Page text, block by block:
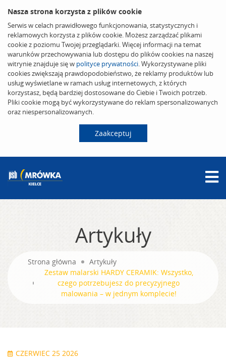
Nasza strona korzysta z plików cookie
Serwis w celach prawidłowego funkcjonowania, statystycznych i
reklamowych korzysta z plików cookie. Możesz zarządzać plikami
cookie z poziomu Twojej przeglądarki. Więcej informacji na temat
warunków przechowywania lub dostępu do plików cookies na naszej
witrynie znajduje się w polityce prywatności. Wykorzystywane pliki
cookies zwiększają prawdopodobieństwo, że reklamy produktów lub
usług wyświetlane w ramach usług internetowych, z których
korzystasz, będą bardziej dostosowane do Ciebie i Twoich potrzeb.
Pliki cookie mogą być wykorzystywane do reklam spersonalizowanych
oraz niespersonalizowanych.
Zaakceptuj
Artykuły
Strona główna
Artykuły
Zestaw malarski HARDY CERAMIK: Wszystko,
czego potrzebujesz do precyzyjnego
malowania – w jednym komplecie!
CZERWIEC 25 2026